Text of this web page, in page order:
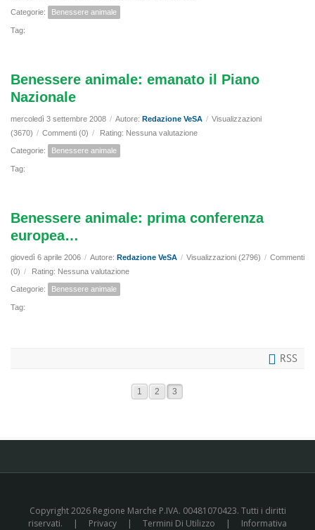
Categorie: Benessere animale
Tag:
Benessere animale: emanato il Piano
Nazionale
mercoledì 3 settembre 2008 / Autore: Redazione VeSA / Visualizzazioni
(3670) / Commenti (0) / Rating: Nessuna valutazione
Categorie: Benessere animale
Tag:
Benessere animale: prima conferenza
europea…
giovedì 6 aprile 2006 / Autore: Redazione VeSA / Visualizzazioni (2796) / Commenti
(0) / Rating: Nessuna valutazione
Categorie: Benessere animale
Tag:
RSS
1 2 3
Copyright 2026 Regione Marche P.IVA. 00481070423. Tutti i diritti
riservati.
| Privacy | Termini Di Utilizzo | Informativa